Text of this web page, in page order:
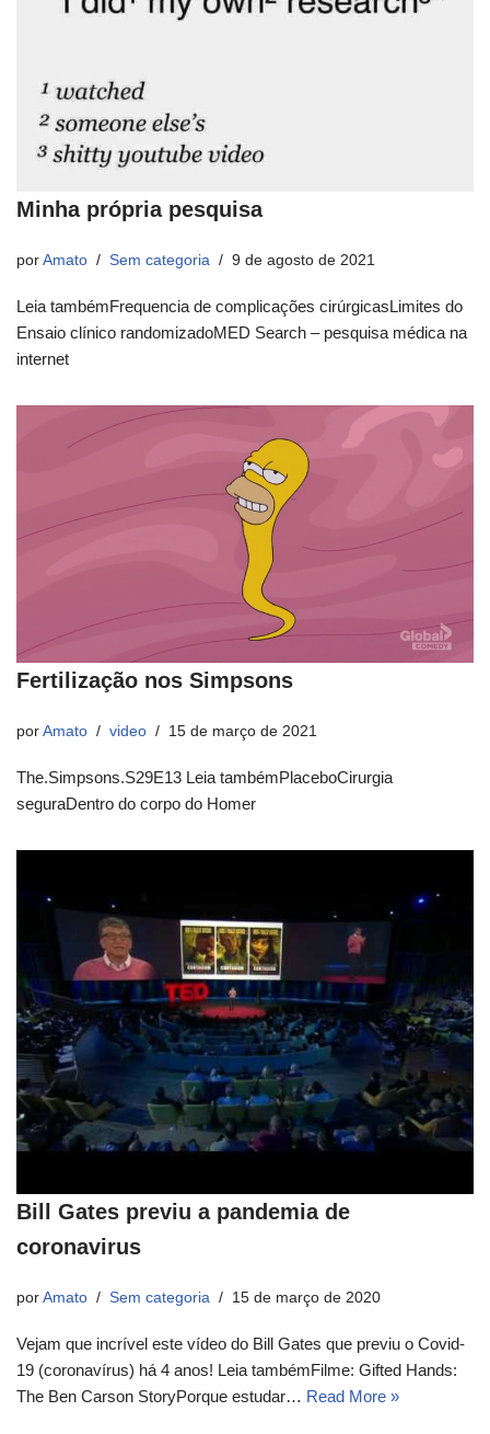
Minha própria pesquisa
por Amato Sem categoria 9 de agosto de 2021
Leia tambémFrequencia de complicações cirúrgicasLimites do
Ensaio clínico randomizadoMED Search – pesquisa médica na
internet
Fertilização nos Simpsons
por Amato video 15 de março de 2021
The.Simpsons.S29E13 Leia tambémPlaceboCirurgia
seguraDentro do corpo do Homer
Bill Gates previu a pandemia de
coronavirus
por Amato Sem categoria 15 de março de 2020
Vejam que incrível este vídeo do Bill Gates que previu o Covid-
19 (coronavírus) há 4 anos! Leia tambémFilme: Gifted Hands:
The Ben Carson StoryPorque estudar… Read More »